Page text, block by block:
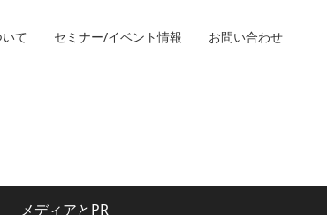
メディアとPR
て セミナー/イベント情報 お問い合わせ